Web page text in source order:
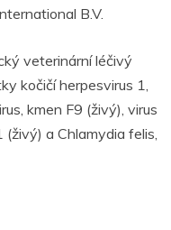
B.V.
veterinární léčivý
kočičí herpesvirus 1,
kmen F9 (živý), virus
a Chlamydia felis,